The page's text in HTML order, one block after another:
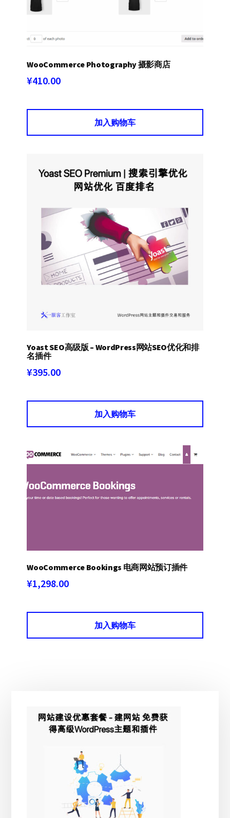
WooCommerce Photography 摄影商店
¥410.00
加入购物车
Yoast SEO高级版 – WordPress网站SEO优化和排
名插件
¥395.00
加入购物车
WooCommerce Bookings 电商网站预订插件
¥1,298.00
加入购物车